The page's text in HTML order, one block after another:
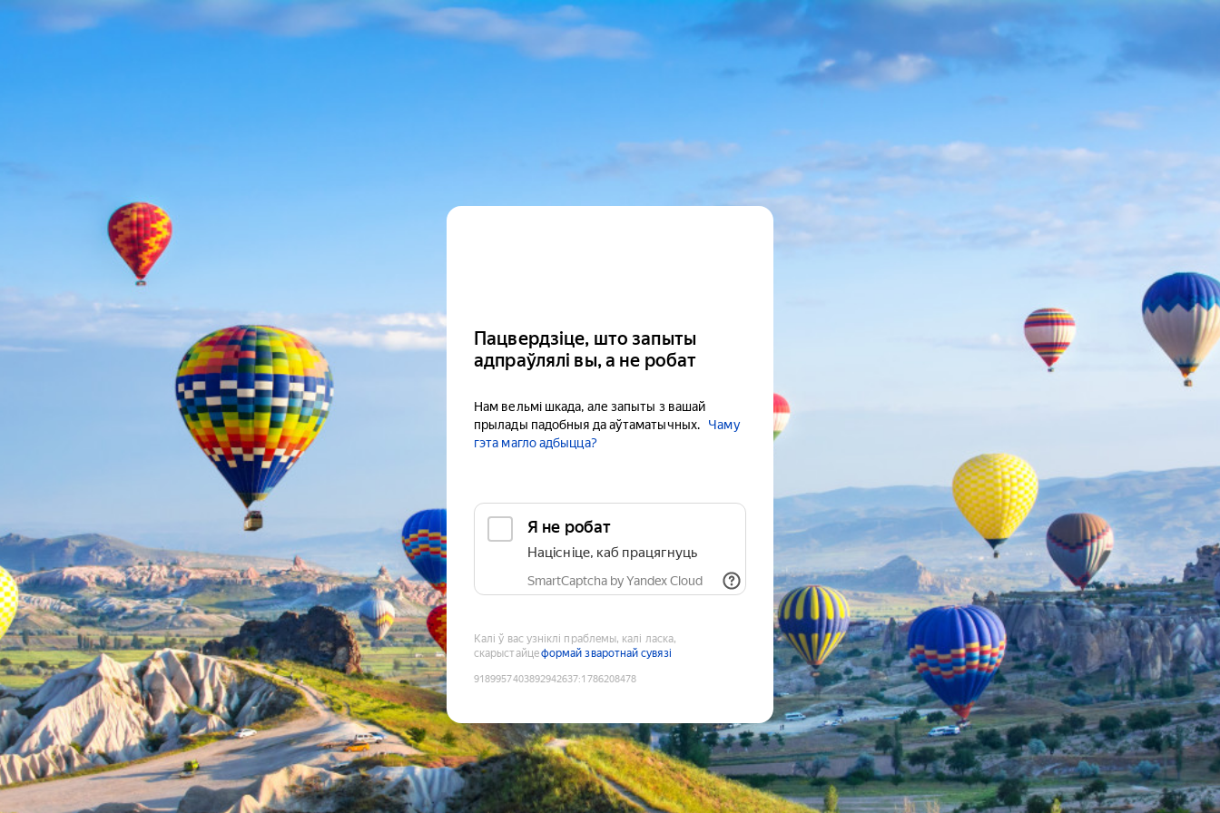
Пацвердзіце, што запыты
адпраўлялі вы, а не робат
Нам вельмі шкада, але запыты з вашай
прылады падобныя да аўтаматычных.
Чаму
гэта магло адбыцца?
Я не робат
Націсніце, каб працягнуць
SmartCaptcha by Yandex Cloud
Калі ў вас узніклі праблемы, калі ласка,
скарыстайцеформай зваротнай сувязі
9189957403892942637:1786208478